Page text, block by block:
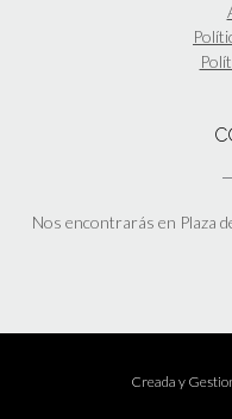
Nos encontrarás en Plaza
Creada y